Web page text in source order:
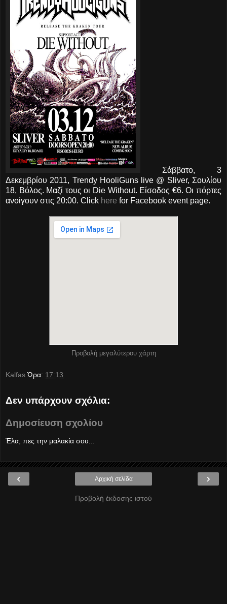
Σάββατο, 3
Δεκεμβρίου 2011, Trendy HooliGuns live @ Sliver, Σουλίου
18, Βόλος. Μαζί τους οι Die Without. Είσοδος €6. Οι πόρτες
ανοίγουν στις 20:00. Click here for Facebook event page.
Προβολή μεγαλύτερου χάρτη
Kalfas Ώρα: 17:13
Δεν υπάρχουν σχόλια:
Δημοσίευση σχολίου
Έλα, πες την μαλακία σου...
‹ ›
Αρχική σελίδα
Προβολή έκδοσης ιστού